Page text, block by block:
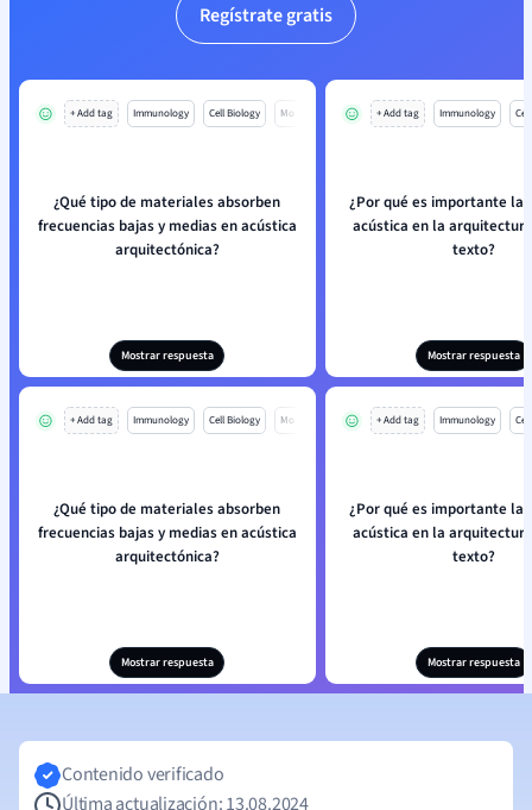
Regístrate gratis
+ Add tag Immunology Cell Biology Mo
¿Qué tipo de materiales absorben
frecuencias bajas y medias en acústica
arquitectónica?
Mostrar respuesta
+ Add tag Immunology
¿Por qué es importante la
acústica en la
texto?
Mostrar respuesta
+ Add tag Immunology Cell Biology Mo
¿Qué tipo de materiales absorben
frecuencias bajas y medias en acústica
arquitectónica?
Mostrar respuesta
+ Add tag Immunology
¿Por qué es importante la
acústica en la
texto?
Mostrar respuesta
Contenido verificado
Última actualización: 13.08.2024